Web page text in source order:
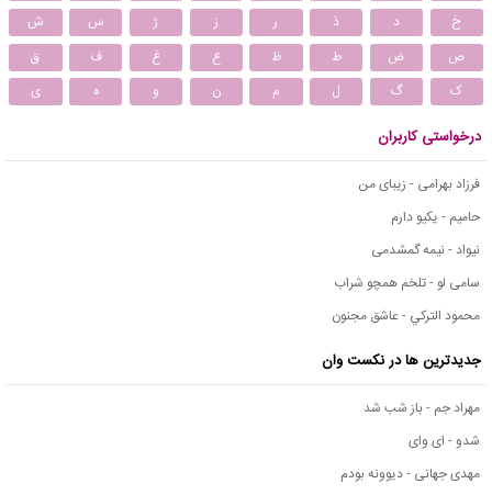
خ
د ذ ر ز ژ س
ش
ص
ض ط ظ ع غ ف
ق
ک
گ ل م ن و ه ی
درخواستی کاربران
فرزاد بهرامی - زیبای من
حامیم - یکیو دارم
نیواد - نیمه گمشدمی
سامی لو - تلخم همچو شراب
محمود التركي - عاشق مجنون
جدیدترین ها در نکست وان
مهراد جم - باز شب شد
شدو - ای وای
مهدی جهانی - دیوونه بودم